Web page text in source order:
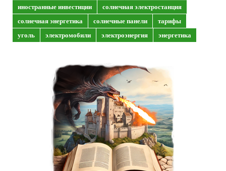
иностранные инвестиции
солнечная электростанция
солнечная энергетика
солнечные панели
тарифы
уголь
электромобили электроэнергия энергетика